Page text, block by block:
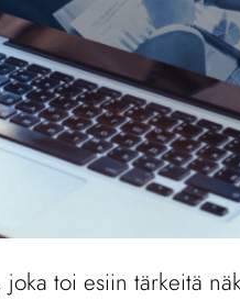
toi esiin tärkeitä